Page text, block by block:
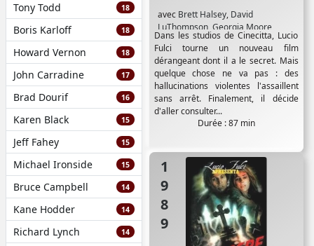
Tony Todd 18
Boris Karloff 18
Howard Vernon 18
John Carradine 17
Brad Dourif 16
Karen Black 15
Jeff Fahey 15
Michael Ironside 15
Bruce Campbell 14
Kane Hodder 14
Richard Lynch 14
avec Brett Halsey, David
LµThompson, Georgia Moore,
Jeoffrey Kennedy ,Judy Morrow ,
Layla Frank,Lubka Lensi,Lucio Fulci,
Malisa Longo,Marco di Stefano ,
Maurice Poli,Paul Müller ,Ria De
Simone,Robert Egon,Sacha
Darwin,Shillett Angel
Dans les studios de Cinecitta, Lucio
Fulci tourne un nouveau film
dérangeant dont il a le secret. Mais
quelque chose ne va pas : des
hallucinations violentes l'assaillent
sans arrêt. Finalement, il décide
d'aller consulter...
Durée : 87 min
1989